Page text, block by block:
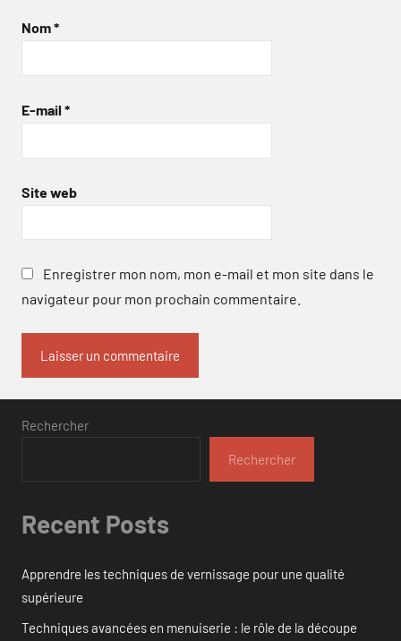
Nom*
E-mail *
Site web
Enregistrer mon nom, mon e-mail et mon site dans le
navigateur pour mon prochain commentaire.
Rechercher
Rechercher
Recent Posts
Apprendre les techniques de vernissage pour une qualité
supérieure
Techniques avancées en menuiserie : le rôle de la découpe